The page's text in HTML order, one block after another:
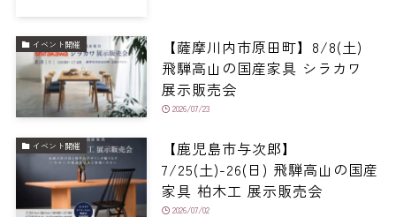
イベント開催
【薩摩川内市原田町】8/8(土)
飛騨高山の国産家具 シラカワ
展示販売会
2026/07/23
イベント開催
【鹿児島市与次郎】
7/25(土)-26(日) 飛騨高山の国産
家具 柏木工 展示販売会
2026/07/02